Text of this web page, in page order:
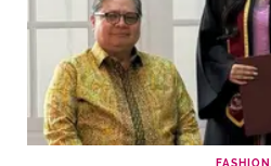
FASHION